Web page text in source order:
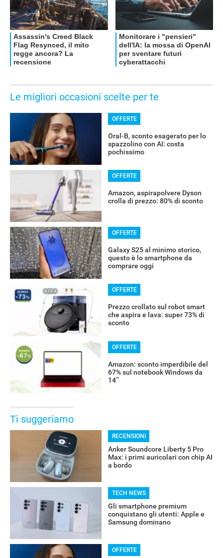
Le migliori occasioni scelte per te
OFFERTE
Oral-B, sconto esagerato per lo
spazzolino con AI: costa
pochissimo
OFFERTE
Amazon, aspirapolvere Dyson
crolla di prezzo: 80% di sconto
OFFERTE
Galaxy S25 al minimo storico,
questo è lo smartphone da
comprare oggi
OFFERTE
Prezzo crollato sul robot smart
che aspira e lava: super 73% di
sconto
OFFERTE
Amazon: sconto imperdibile del
67% sul notebook Windows da
14’’
Ti suggeriamo
RECENSIONI
Anker Soundcore Liberty 5 Pro
Max: i primi auricolari con chip AI
a bordo
TECH NEWS
Gli smartphone premium
conquistano gli utenti: Apple e
Samsung dominano
OFFERTE